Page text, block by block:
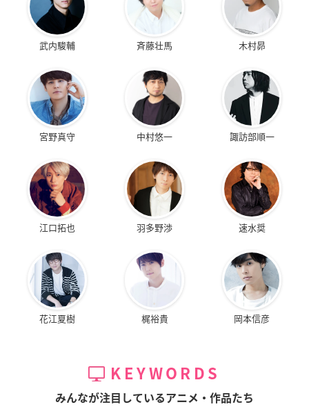
武内駿輔 斉藤壮馬 木村昴
宮野真守 中村悠一 諏訪部順一
江口拓也 羽多野渉 速水奨
花江夏樹 梶裕貴 岡本信彦
KEYWORDS
みんなが注目しているアニメ・作品たち